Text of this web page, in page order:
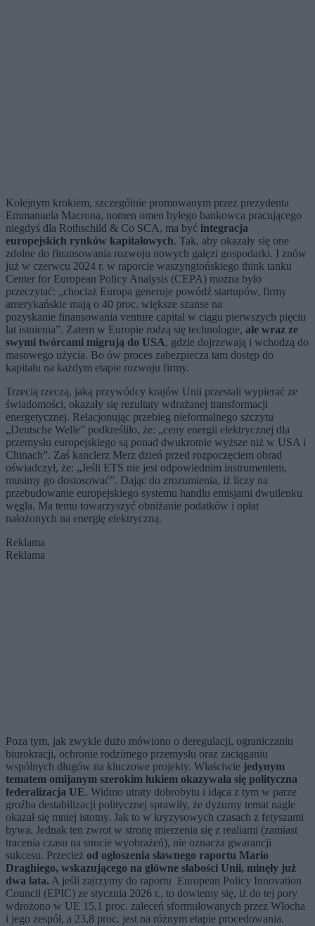
Kolejnym krokiem, szczególnie promowanym przez prezydenta
Emmanuela Macrona, nomen omen byłego bankowca pracującego
niegdyś dla Rothschild & Co SCA, ma być integracja
europejskich rynków kapitałowych. Tak, aby okazały się one
zdolne do finansowania rozwoju nowych gałęzi gospodarki. I znów
już w czerwcu 2024 r. w raporcie waszyngtońskiego think tanku
Center for European Policy Analysis (CEPA) można było
przeczytać: „chociaż Europa generuje powódź startupów, firmy
amerykańskie mają o 40 proc. większe szanse na
pozyskanie finansowania venture capital w ciągu pierwszych pięciu
lat istnienia”. Zatem w Europie rodzą się technologie, ale wraz ze
swymi twórcami migrują do USA, gdzie dojrzewają i wchodzą do
masowego użycia. Bo ów proces zabezpiecza tam dostęp do
kapitału na każdym etapie rozwoju firmy.
Trzecią rzeczą, jaką przywódcy krajów Unii przestali wypierać ze
świadomości, okazały się rezultaty wdrażanej transformacji
energetycznej. Relacjonując przebieg nieformalnego szczytu
„Deutsche Welle” podkreśliło, że: „ceny energii elektrycznej dla
przemysłu europejskiego są ponad dwukrotnie wyższe niż w USA i
Chinach”. Zaś kanclerz Merz dzień przed rozpoczęciem obrad
oświadczył, że: „Jeśli ETS nie jest odpowiednim instrumentem,
musimy go dostosować”. Dając do zrozumienia, iż liczy na
przebudowanie europejskiego systemu handlu emisjami dwutlenku
węgla. Ma temu towarzyszyć obniżanie podatków i opłat
nałożonych na energię elektryczną.
Reklama
Reklama
Poza tym, jak zwykle dużo mówiono o deregulacji, ograniczaniu
biurokracji, ochronie rodzimego przemysłu oraz zaciąganiu
wspólnych długów na kluczowe projekty. Właściwie jedynym
tematem omijanym szerokim łukiem okazywała się polityczna
federalizacja UE. Widmo utraty dobrobytu i idąca z tym w parze
groźba destabilizacji politycznej sprawiły, że dyżurny temat nagle
okazał się mniej istotny. Jak to w kryzysowych czasach z fetyszami
bywa. Jednak ten zwrot w stronę mierzenia się z realiami (zamiast
tracenia czasu na snucie wyobrażeń), nie oznacza gwarancji
sukcesu. Przecież od ogłoszenia sławnego raportu Mario
Draghiego, wskazującego na główne słabości Unii, minęły już
dwa lata. A jeśli zajrzymy do raportu European Policy Innovation
Council (EPIC) ze stycznia 2026 r., to dowiemy się, iż do tej pory
wdrożono w UE 15,1 proc. zaleceń sformułowanych przez Włocha
i jego zespół, a 23,8 proc. jest na różnym etapie procedowania.